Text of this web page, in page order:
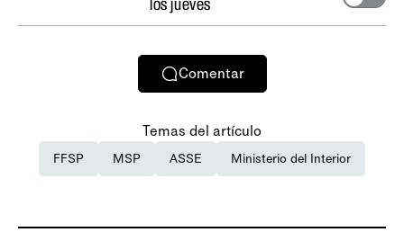
Comentar
Temas del artículo
FFSP MSP ASSE Ministerio del Interior